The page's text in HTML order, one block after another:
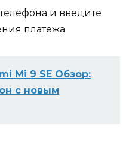
и введите
платежа
Mi 9 SE Обзор:
с новым